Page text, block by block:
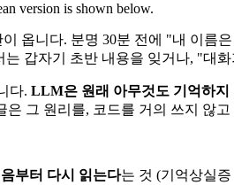
version is shown below.
옵니다. 분명 30분 전에 "내 이름
갑자기 초반 내용을 잊거나, "대
다. LLM은 원래 아무것도 기억하지
그 원리를, 코드를 거의 쓰지 않
부터 다시 읽는다는 것 (기억상실